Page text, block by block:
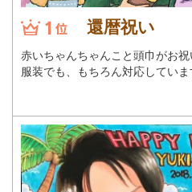
還暦祝い
赤いちゃんちゃんこと頭巾がお
服装でも、もちろん対応していま